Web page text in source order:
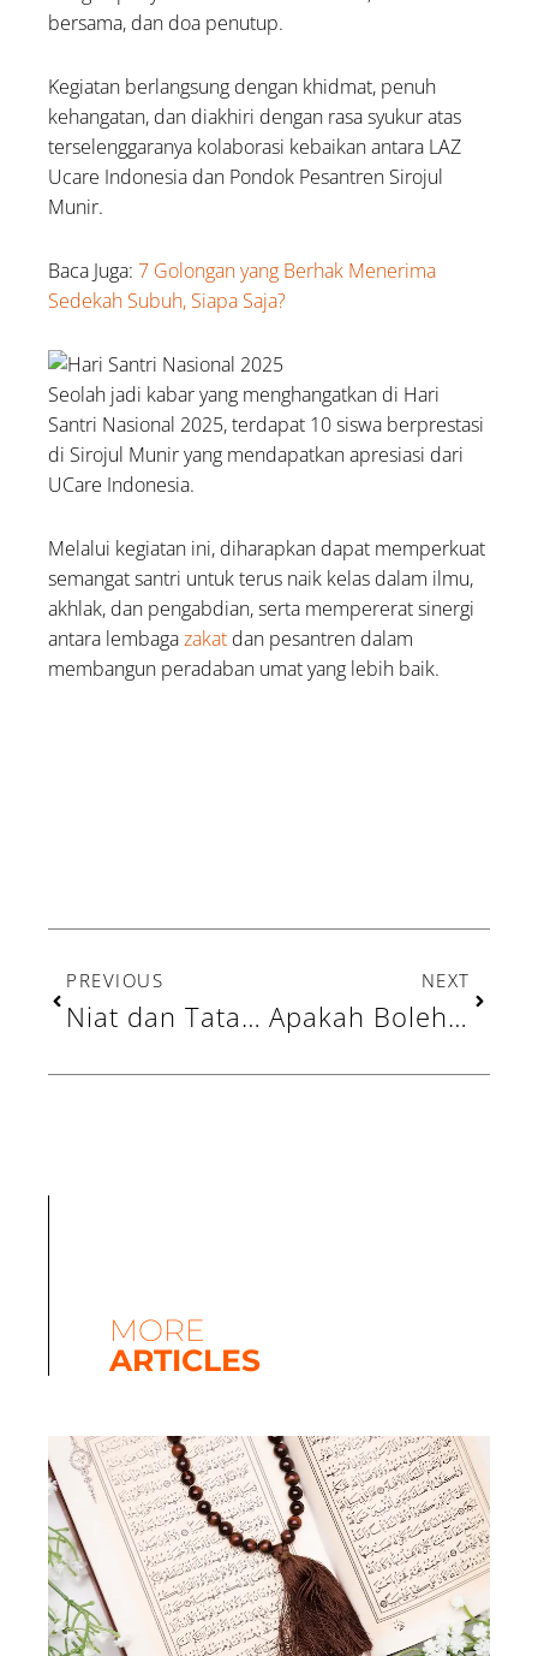
bersama, dan doa penutup.
Kegiatan berlangsung dengan khidmat, penuh
kehangatan, dan diakhiri dengan rasa syukur atas
terselenggaranya kolaborasi kebaikan antara LAZ
Ucare Indonesia dan Pondok Pesantren Sirojul
Munir.
Baca Juga:7 Golongan yang Berhak Menerima
Sedekah Subuh, Siapa Saja?
Seolah jadi kabar yang menghangatkan di Hari
Santri Nasional 2025, terdapat 10 siswa berprestasi
di Sirojul Munir yang mendapatkan apresiasi dari
UCare Indonesia.
Melalui kegiatan ini, diharapkan dapat memperkuat
semangat santri untuk terus naik kelas dalam ilmu,
akhlak, dan pengabdian, serta mempererat sinergi
antara lembagazakat dan pesantren dalam
membangun peradaban umat yang lebih baik.
PREVIOUS
Niat dan Tata Cara Sholat Jumat dari Awal sampai Akhir
NEXT
Apakah Boleh Memberikan Zakat kepada Saudara Kandung? Ini Penjelasannya
MORE
ARTICLES